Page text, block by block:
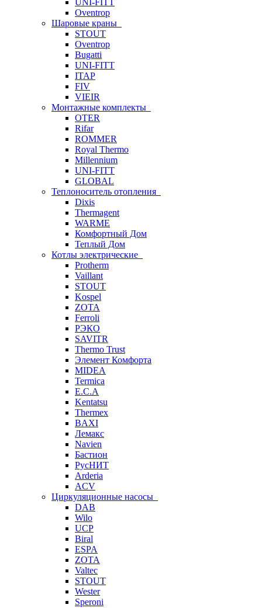
UNI-FITT
Oventrop
Шаровые краны
STOUT
Oventrop
Bugatti
UNI-FITT
ITAP
FIV
VIEIR
Монтажные комплекты
OTER
Rifar
ROMMER
Royal Thermo
Millennium
UNI-FITT
GLOBAL
Теплоноситель отопления
Dixis
Thermagent
WARME
Комфортный Дом
Теплый Дом
Котлы электрические
Protherm
Vaillant
STOUT
Kospel
ZOTA
Ferroli
РЭКО
SAVITR
Thermo Trust
Элемент Комфорта
MIDEA
Termica
E.C.A
Kentatsu
Thermex
BAXI
Лемакс
Navien
Бастион
РусНИТ
Arderia
ACV
Циркуляционные насосы
DAB
Wilo
UCP
Biral
ESPA
ZOTA
Valtec
STOUT
Wester
Speroni